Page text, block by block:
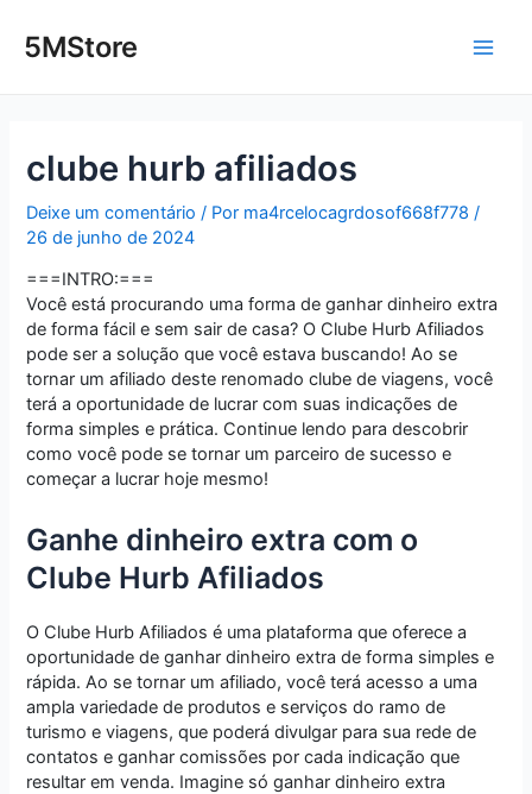
para5MStore
clube hurb afiliados
Deixe um comentário / Por ma4rcelocagrdosof668f778/
26 de junho de 2024
===INTRO:===
Você está procurando uma forma de ganhar dinheiro extra
de forma fácil e sem sair de casa? O Clube Hurb Afiliados
pode ser a solução que você estava buscando! Ao se
tornar um afiliado deste renomado clube de viagens, você
terá a oportunidade de lucrar com suas indicações de
forma simples e prática. Continue lendo para descobrir
como você pode se tornar um parceiro de sucesso e
começar a lucrar hoje mesmo!
Ganhe dinheiro extra com o
Clube Hurb Afiliados
O Clube Hurb Afiliados é uma plataforma que oferece a
oportunidade de ganhar dinheiro extra de forma simples e
rápida. Ao se tornar um afiliado, você terá acesso a uma
ampla variedade de produtos e serviços do ramo de
turismo e viagens, que poderá divulgar para sua rede de
contatos e ganhar comissões por cada indicação que
resultar em venda. Imagine só ganhar dinheiro extra
navigation